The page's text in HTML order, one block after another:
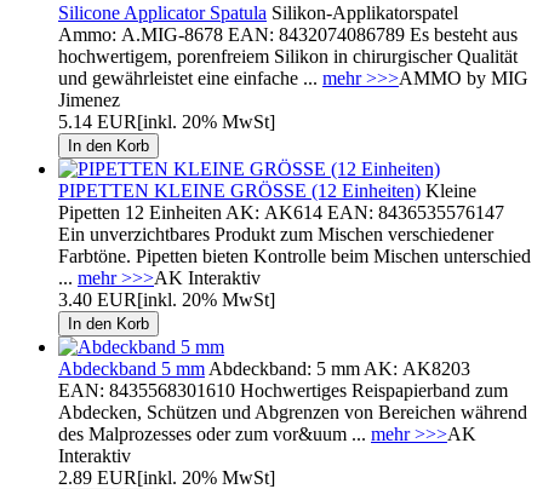
Silicone Applicator Spatula Silikon-Applikatorspatel
Ammo: A.MIG-8678 EAN: 8432074086789 Es besteht aus
hochwertigem, porenfreiem Silikon in chirurgischer Qualität
und gewährleistet eine einfache ... mehr >>>AMMO by MIG
Jimenez
5.14 EUR[inkl. 20% MwSt]
PIPETTEN KLEINE GRÖSSE (12 Einheiten) Kleine
Pipetten 12 Einheiten AK: AK614 EAN: 8436535576147
Ein unverzichtbares Produkt zum Mischen verschiedener
Farbtöne. Pipetten bieten Kontrolle beim Mischen unterschied
... mehr >>>AK Interaktiv
3.40 EUR[inkl. 20% MwSt]
Abdeckband 5 mm Abdeckband: 5 mm AK: AK8203
EAN: 8435568301610 Hochwertiges Reispapierband zum
Abdecken, Schützen und Abgrenzen von Bereichen während
des Malprozesses oder zum vor&uum ... mehr >>>AK
Interaktiv
2.89 EUR[inkl. 20% MwSt]